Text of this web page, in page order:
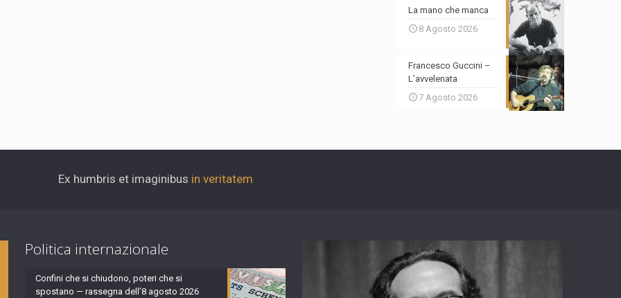
La mano che manca
8 Agosto 2026
Francesco Guccini –
L’avvelenata
7 Agosto 2026
Ex humbris et imaginibus in veritatem
Politica internazionale
Confini che si chiudono, poteri che si
spostano — rassegna dell’8 agosto 2026